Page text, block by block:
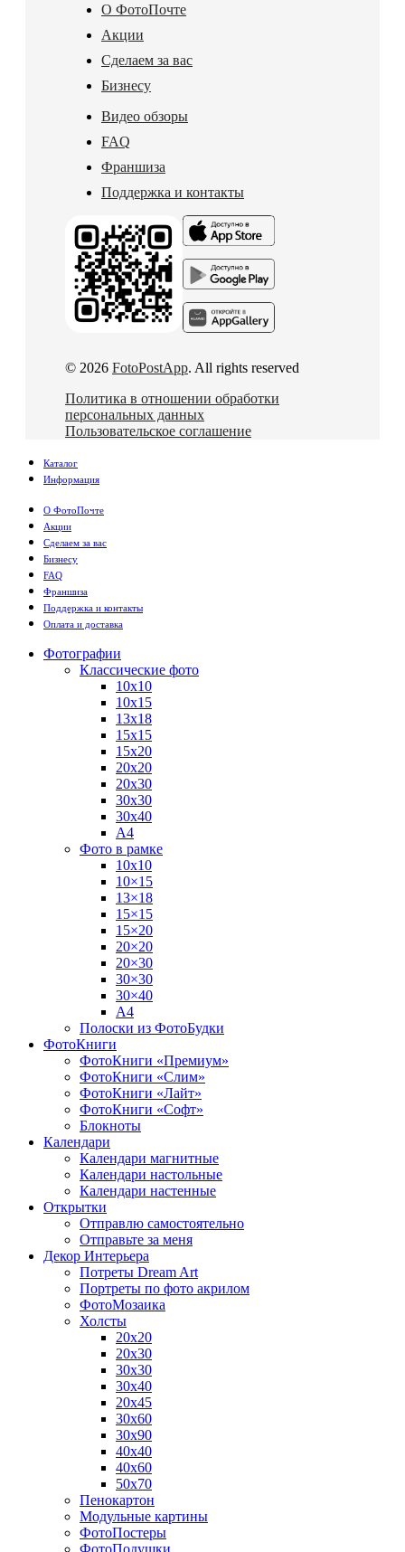
О ФотоПочте
Акции
Сделаем за вас
Бизнесу
Видео обзоры
FAQ
Франшиза
Поддержка и контакты
© 2026 FotoPostApp. All rights reserved
Политика в отношении обработки
персональных данных
Пользовательское соглашение
Каталог
Информация
О ФотоПочте
Акции
Сделаем за вас
Бизнесу
FAQ
Франшиза
Поддержка и контакты
Оплата и доставка
Фотографии
Классические фото
10х10
10х15
13х18
15х15
15х20
20х20
20х30
30х30
30х40
А4
Фото в рамке
10х10
10×15
13×18
15×15
15×20
20×20
20×30
30×30
30×40
A4
Полоски из ФотоБудки
ФотоКниги
ФотоКниги «Премиум»
ФотоКниги «Слим»
ФотоКниги «Лайт»
ФотоКниги «Софт»
Блокноты
Календари
Календари магнитные
Календари настольные
Календари настенные
Открытки
Отправлю самостоятельно
Отправьте за меня
Декор Интерьера
Потреты Dream Art
Портреты по фото акрилом
ФотоМозаика
Холсты
20х20
20х30
30х30
30х40
20х45
30х60
30х90
40х40
40х60
50х70
Пенокартон
Модульные картины
ФотоПостеры
ФотоПодушки